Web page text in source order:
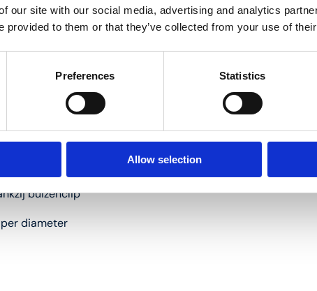
our site with our social media, advertising and analytics
provided to them or that they’ve collected from your use of
Preferences Statistics
Allow selection
mm
as-maat links
buizenclip
diameter